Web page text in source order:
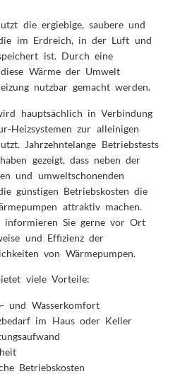
die ergiebige, saubere und
im Erdreich, in der Luft und
ist. Durch eine
Wärme der Umwelt
nutzbar gemacht werden.
hauptsächlich in Verbindung
Heizsystemen zur alleinigen
Jahrzehntelange Betriebstests
gezeigt, dass neben der
und umweltschonenden
günstigen Betriebskosten die
attraktiv machen.
informieren Sie gerne vor Ort
und Effizienz der
von Wärmepumpen.
viele Vorteile:
und Wasserkomfort
im Haus oder Keller
Betriebskosten